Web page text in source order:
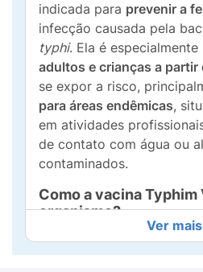
indicada para prevenir a
infecção causada pela
typhi. Ela é
adultos e crianças a partir
se expor a risco,
para áreas endêmicas,
em atividades
de contato com água ou
contaminados.
Como a vacina
organismo?
Após a aplicação, o
Ver